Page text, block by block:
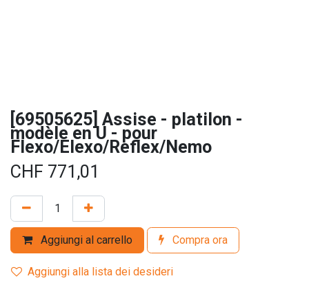
[69505625] Assise - platilon -
modèle en U - pour
Flexo/Elexo/Reflex/Nemo
CHF 771,01
Aggiungi al carrello Compra ora
Aggiungi alla lista dei desideri